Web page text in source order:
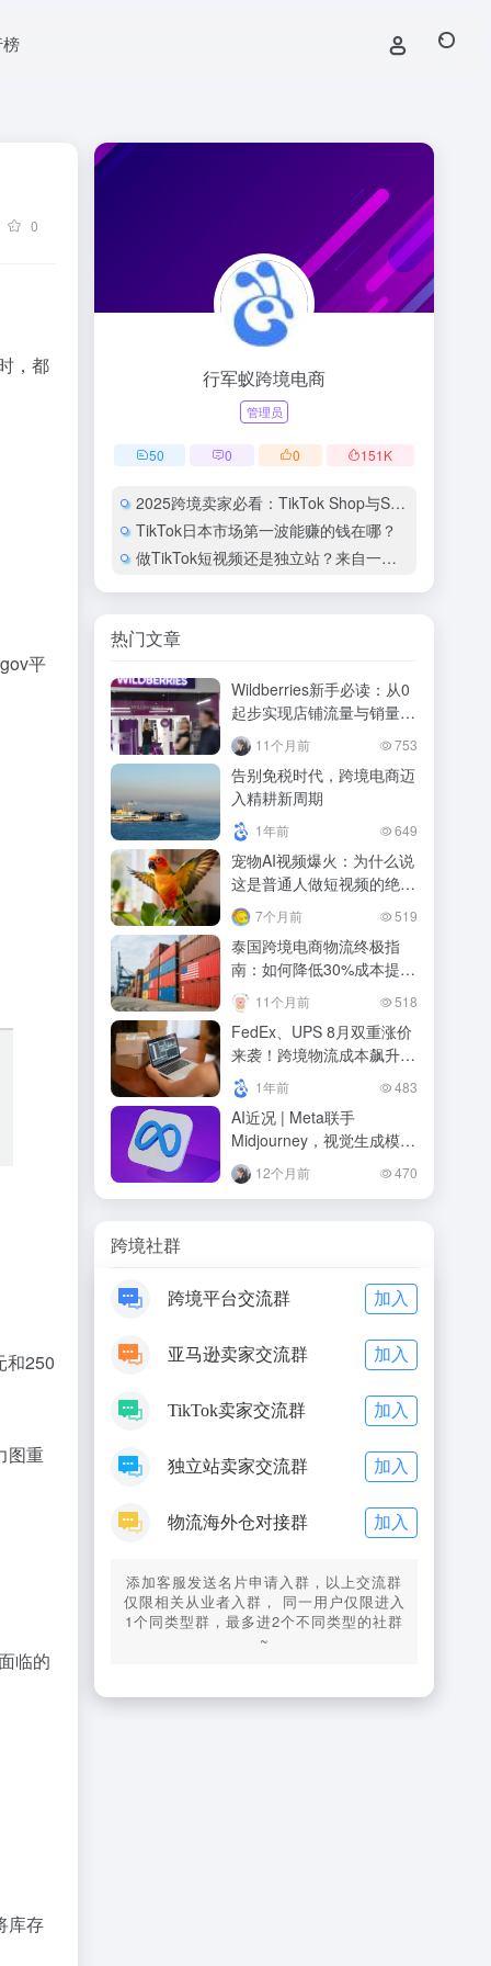
0
，都
平
和250
图重
临的
库存
行军蚁跨境电商
管理员
50 0 0 151K
2025跨境卖家必看：TikTok Shop与Shopee广告效率倍增实操手册
TikTok日本市场第一波能赚的钱在哪？
做TikTok短视频还是独立站？来自一个老司机的真心话
热门文章
Wildberries新手必读：从0
起步实现店铺流量与销量双
增长！11个月前 753
告别免税时代，跨境电商迈
入精耕新周期
1年前 649
宠物AI视频爆火：为什么说
这是普通人做短视频的绝佳
机会？7个月前 519
泰国跨境电商物流终极指
南：如何降低30%成本提升
50%时效11个月前 518
FedEx、UPS 8月双重涨价
来袭！跨境物流成本飙升，
卖家如何应对？
1年前 483
AI近况 | Meta联手
Midjourney，视觉生成模型
赛道竞争加剧
12个月前 470
跨境社群
跨境平台交流群 加入
亚马逊卖家交流群 加入
TikTok卖家交流群 加入
独立站卖家交流群 加入
物流海外仓对接群 加入
添加客服发送名片申请入群，以上交流群
仅限相关从业者入群， 同一用户仅限进入
1个同类型群，最多进2个不同类型的社群
~